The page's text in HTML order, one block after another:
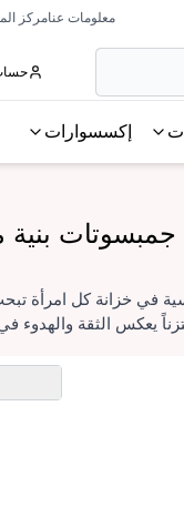
معلومات عنامركز
إكسسوارات
جمبسوتات بنية
في خزانة كل امرأة
يعكس الثقة والهدوء